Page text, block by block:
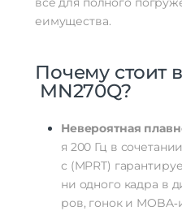
еимущества.
Почему стоит
MN270Q?
Невероятная
я 200 Гц в сочетании
с (MPRT)
ни одного кадра в
ров, гоноки